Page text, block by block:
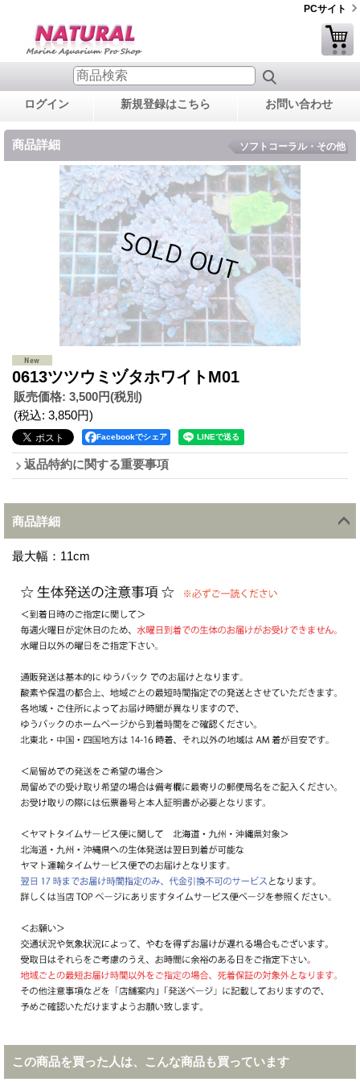
PCサイト
ログイン 新規登録はこちら お問い合わせ
商品詳細 ソフトコーラル・その他
0613ツツウミヅタホワイトM01
販売価格: 3,500円(税別)
(税込: 3,850円)
Facebookでシェア
返品特約に関する重要事項
商品詳細
最大幅：11cm
この商品を買った人は、こんな商品も買っています